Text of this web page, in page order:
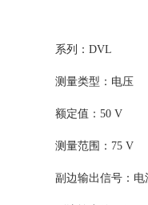
系列：DVL
测量类型：电压
额定值：50 V
测量范围：75 V
副边输出信号：电